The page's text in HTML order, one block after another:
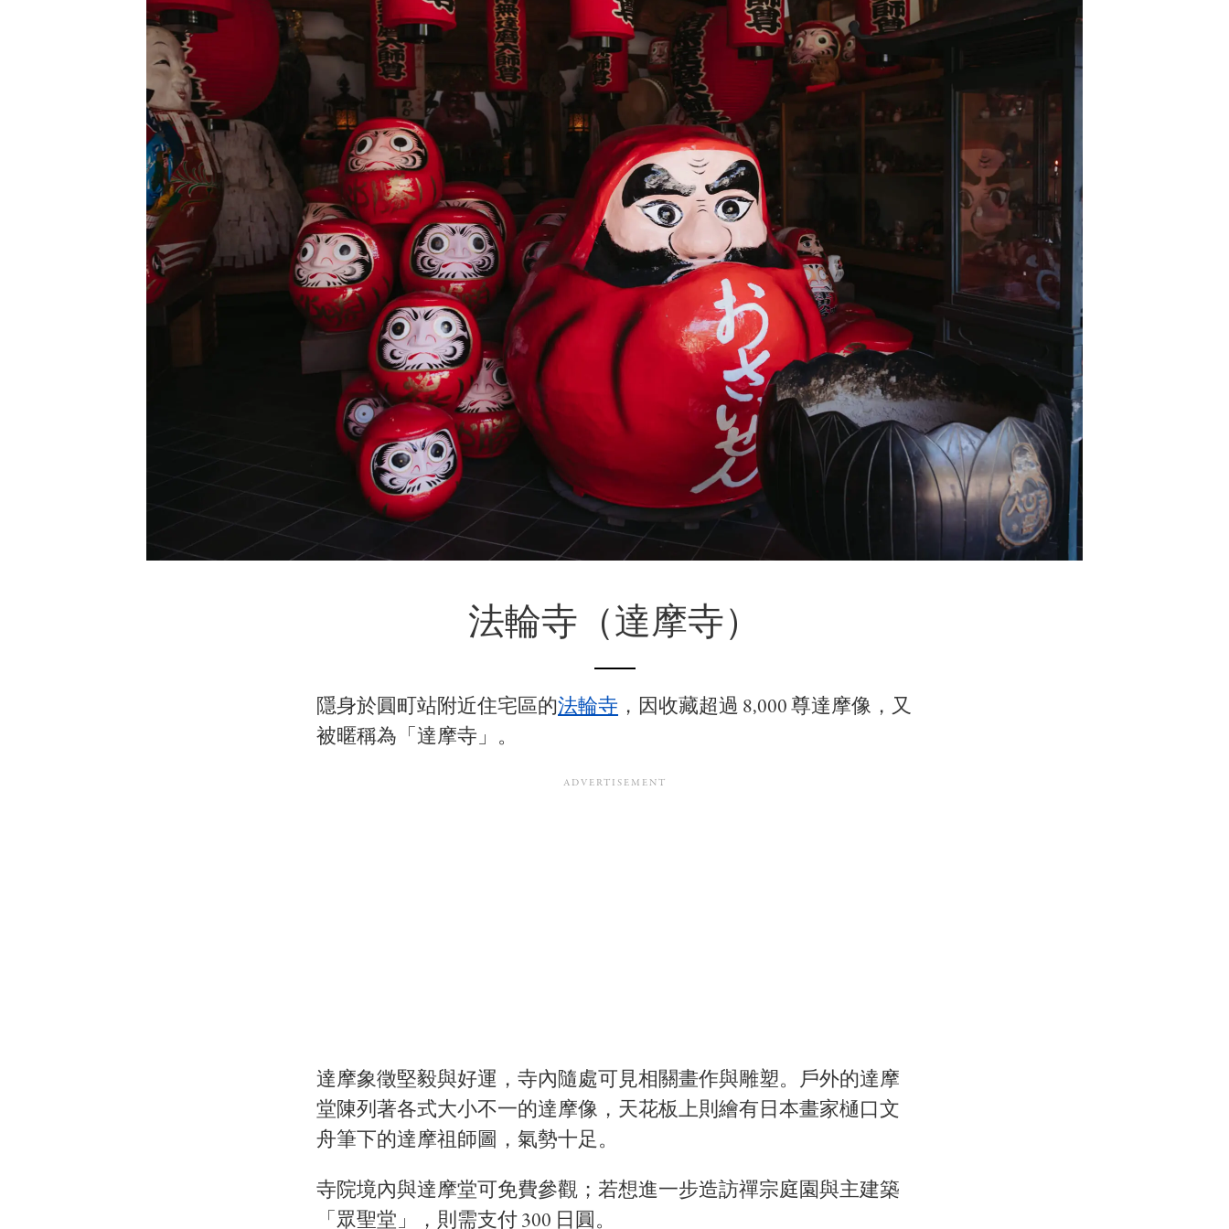
法輪寺（達摩寺）
隱身於圓町站附近住宅區的法輪寺 ，因收藏超過 8,000 尊達摩像，又
被暱稱為「達摩寺」。
達摩象徵堅毅與好運，寺內隨處可見相關畫作與雕塑。戶外的達摩
堂陳列著各式大小不一的達摩像，天花板上則繪有日本畫家樋口文
舟筆下的達摩祖師圖，氣勢十足。
寺院境內與達摩堂可免費參觀；若想進一步造訪禪宗庭園與主建築
「眾聖堂」，則需支付 300 日圓。